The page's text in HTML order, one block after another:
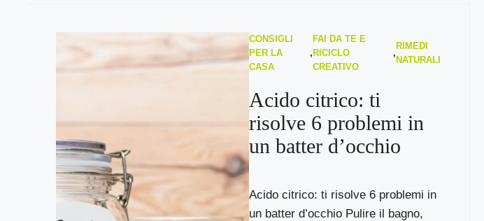
CONSIGLI
PER LA
CASA
,
FAI DA TE E
RICICLO
CREATIVO
,
RIMEDI
NATURALI
Acido citrico: ti
risolve 6 problemi in
un batter d’occhio
Acido citrico: ti risolve 6 problemi in
un batter d’occhio Pulire il bagno,